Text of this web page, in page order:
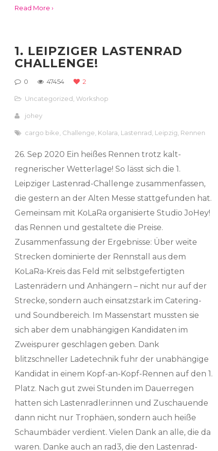
Read More ›
1. LEIPZIGER LASTENRAD
CHALLENGE!
0 47454 2
Uncategorized ,Workshop
johey
cargo bike Challenge Kolara Lastenrad Leipzig Rennen
26. Sep 2020 Ein heißes Rennen trotz kalt-
regnerischer Wetterlage! So lässt sich die 1.
Leipziger Lastenrad-Challenge zusammenfassen,
die gestern an der Alten Messe stattgefunden hat.
Gemeinsam mit KoLaRa organisierte Studio JoHey!
das Rennen und gestaltete die Preise.
Zusammenfassung der Ergebnisse: Über weite
Strecken dominierte der Rennstall aus dem
KoLaRa-Kreis das Feld mit selbstgefertigten
Lastenrädern und Anhängern – nicht nur auf der
Strecke, sondern auch einsatzstark im Catering-
und Soundbereich. Im Massenstart mussten sie
sich aber dem unabhängigen Kandidaten im
Zweispurer geschlagen geben. Dank
blitzschneller Ladetechnik fuhr der unabhängige
Kandidat in einem Kopf-an-Kopf-Rennen auf den 1.
Platz. Nach gut zwei Stunden im Dauerregen
hatten sich Lastenradler:innen und Zuschauende
dann nicht nur Trophäen, sondern auch heiße
Schaumbäder verdient. Vielen Dank an alle, die da
waren. Danke auch an rad3, die den Lastenrad-